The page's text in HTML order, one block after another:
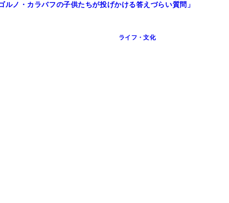
ノ・カラバフの子供たちが投げかける答えづらい質問」
ライフ・文化